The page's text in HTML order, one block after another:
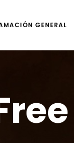
GENERAL